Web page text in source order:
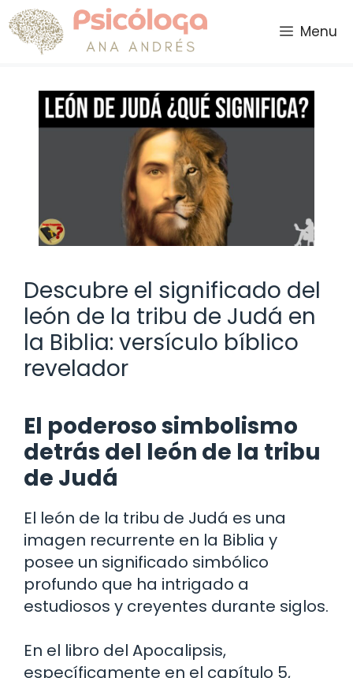
Saltar
al
contenido
Menu
Descubre el significado del
león de la tribu de Judá en
la Biblia: versículo bíblico
revelador
El poderoso simbolismo
detrás del león de la tribu
de Judá
El león de la tribu de Judá es una
imagen recurrente en la Biblia y
posee un significado simbólico
profundo que ha intrigado a
estudiosos y creyentes durante siglos.
En el libro del Apocalipsis,
específicamente en el capítulo 5,